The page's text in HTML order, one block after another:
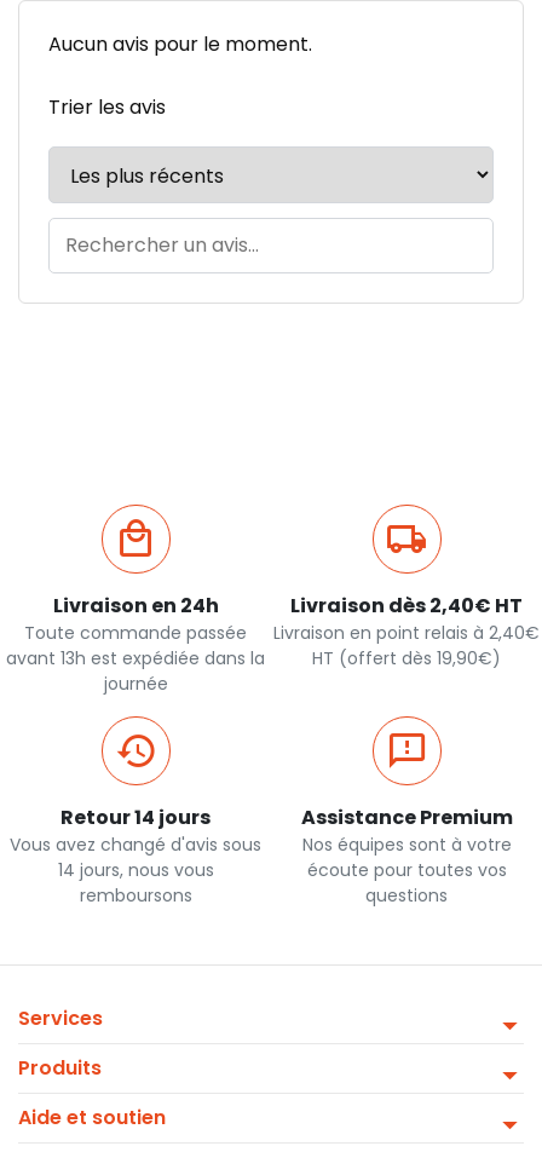
Aucun avis pour le moment.
Trier les avis
Livraison en 24h
Toute commande passée
avant 13h est expédiée dans la
journée
Livraison dès 2,40€ HT
Livraison en point relais à 2,40€
HT (offert dès 19,90€)
Retour 14 jours
Vous avez changé d'avis sous
14 jours, nous vous
remboursons
Assistance Premium
Nos équipes sont à votre
écoute pour toutes vos
questions
Services
Produits
Aide et soutien